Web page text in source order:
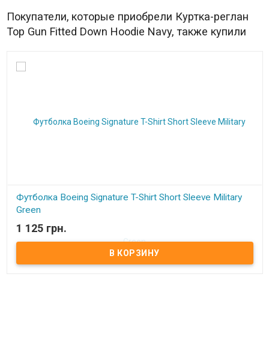
Покупатели, которые приобрели Куртка-реглан
Top Gun Fitted Down Hoodie Navy, также купили
Футболка Boeing Signature T-Shirt Short Sleeve Military
Green
В наличии
1 125 грн.